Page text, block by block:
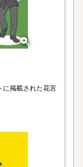
に掲載された花言